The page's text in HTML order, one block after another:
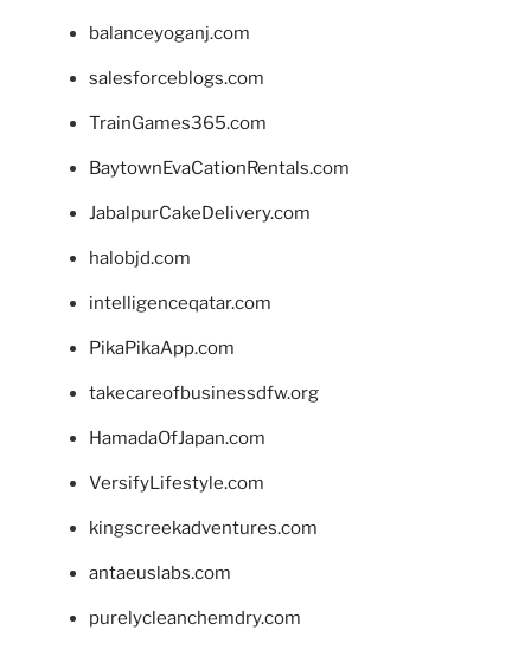
balanceyoganj.com
salesforceblogs.com
TrainGames365.com
BaytownEvaCationRentals.com
JabalpurCakeDelivery.com
halobjd.com
intelligenceqatar.com
PikaPikaApp.com
takecareofbusinessdfw.org
HamadaOfJapan.com
VersifyLifestyle.com
kingscreekadventures.com
antaeuslabs.com
purelycleanchemdry.com